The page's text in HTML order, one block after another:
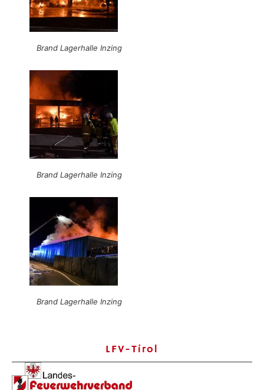
Brand Lagerhalle Inzing
Brand Lagerhalle Inzing
Brand Lagerhalle Inzing
LFV-Tirol